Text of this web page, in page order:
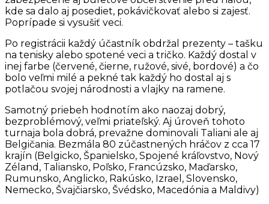
kde sa dalo aj posediet, pokávičkovať alebo si zajesť.
Poprípade si vysušiť veci.
Po registrácii každý účastník obdržal prezenty – tašku
na tenisky alebo spotené veci a tričko. Každý dostal v
inej farbe (červené, čierne, ružové, sivé, bordové) a čo
bolo veľmi milé a pekné tak každý ho dostal aj s
potlačou svojej národnosti a vlajky na ramene.
Samotný priebeh hodnotím ako naozaj dobrý,
bezproblémový, veľmi priateľský. Aj úroveň tohoto
turnaja bola dobrá, prevažne dominovali Taliani ale aj
Belgičania. Bezmála 80 zúčastnených hráčov z cca 17
krajín (Belgicko, Španielsko, Spojené kráľovstvo, Nový
Zéland, Taliansko, Poľsko, Francúzsko, Maďarsko,
Rumunsko, Anglicko, Rakúsko, Izrael, Slovensko,
Nemecko, Švajčiarsko, Švédsko, Macedónia a Maldivy)